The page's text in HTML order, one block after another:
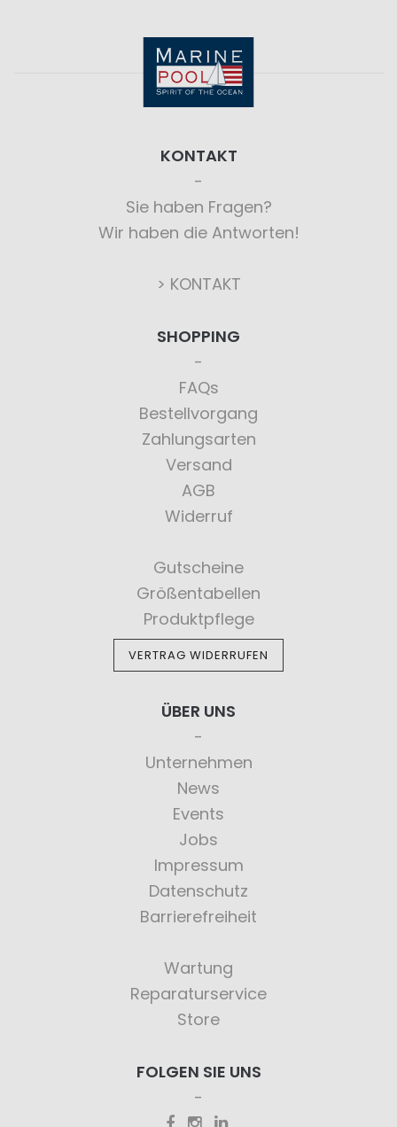
KONTAKT
Sie haben Fragen?
Wir haben die Antworten!
> KONTAKT
SHOPPING
FAQs
Bestellvorgang
Zahlungsarten
Versand
AGB
Widerruf
Gutscheine
Größentabellen
Produktpflege
VERTRAG WIDERRUFEN
ÜBER UNS
Unternehmen
News
Events
Jobs
Impressum
Datenschutz
Barrierefreiheit
Wartung
Reparaturservice
Store
FOLGEN SIE UNS